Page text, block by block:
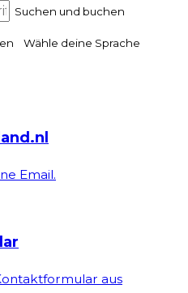
Suchen und buchen
Wähle deine Sprache
Email.
aus